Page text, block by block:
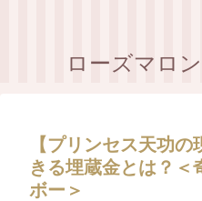
ローズマロ
【プリンセス天功
きる埋蔵金とは？＜
ボー＞